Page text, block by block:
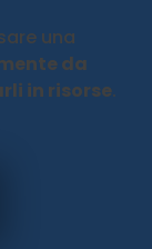
una
da
in risorse.